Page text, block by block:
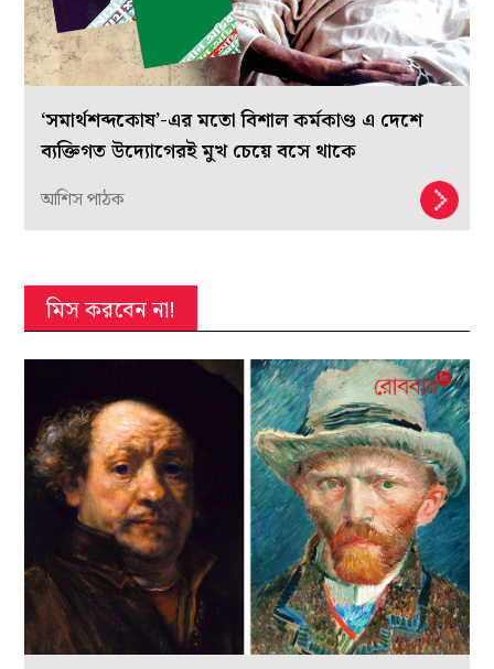
‘সমার্থশব্দকোষ’-এর মতো বিশাল কর্মকাণ্ড এ দেশে
ব্যক্তিগত উদ্যোগেরই মুখ চেয়ে বসে থাকে
আশিস পাঠক
মিস করবেন না!